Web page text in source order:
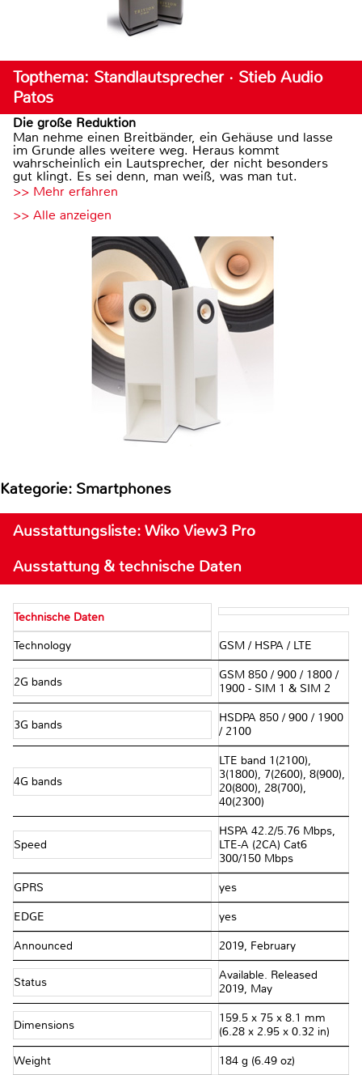
Topthema: Standlautsprecher · Stieb Audio
Patos
Die große Reduktion
Man nehme einen Breitbänder, ein Gehäuse und lasse
im Grunde alles weitere weg. Heraus kommt
wahrscheinlich ein Lautsprecher, der nicht besonders
gut klingt. Es sei denn, man weiß, was man tut.
>> Mehr erfahren
>> Alle anzeigen
Kategorie: Smartphones
Ausstattungsliste: Wiko View3 Pro
Ausstattung & technische Daten
Technische Daten
Technology GSM / HSPA / LTE
2G bands
GSM 850 / 900 / 1800 /
1900 - SIM 1 & SIM 2
3G bands
HSDPA 850 / 900 / 1900
/ 2100
4G bands
LTE band 1(2100),
3(1800), 7(2600), 8(900),
20(800), 28(700),
40(2300)
Speed
HSPA 42.2/5.76 Mbps,
LTE-A (2CA) Cat6
300/150 Mbps
GPRS yes
EDGE yes
Announced 2019, February
Status
Available. Released
2019, May
Dimensions
159.5 x 75 x 8.1 mm
(6.28 x 2.95 x 0.32 in)
Weight 184 g (6.49 oz)